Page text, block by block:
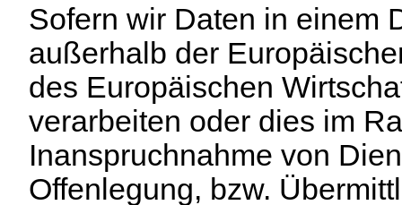
Sofern wir Daten in einem
außerhalb der
des Europäischen
verarbeiten oder dies im
Inanspruchnahme von
Offenlegung, bzw.